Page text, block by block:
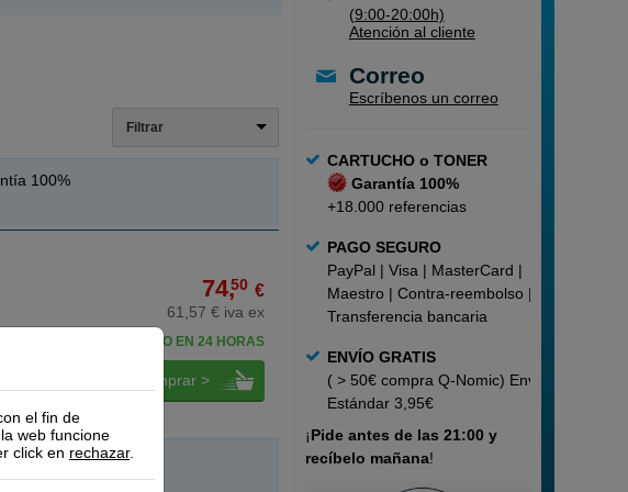
(9:00-20:00h)
Atención al cliente
Correo
Escríbenos un correo
CARTUCHO o TONER
Garantía 100%
+18.000 referencias
PAGO SEGURO
PayPal | Visa | MasterCard |
Maestro | Contra-reembolso |
Transferencia bancaria
ENVÍO GRATIS
( > 50€ compra Q-Nomic) Envío
Estándar 3,95€
¡Pide antes de las 21:00 y
recíbelo mañana!
Filtrar
100%
74,50 €
61,57 € iva ex
RECÍBELO EN 24 HORAS
comprar >
el fin de
web funcione
click en rechazar.